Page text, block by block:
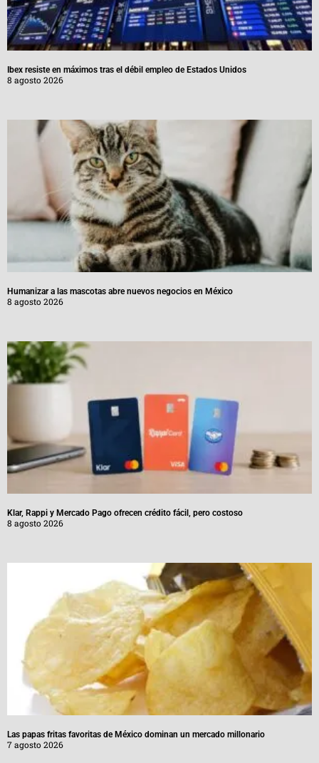
Ibex resiste en máximos tras el débil empleo de Estados Unidos
8 agosto 2026
Humanizar a las mascotas abre nuevos negocios en México
8 agosto 2026
Klar, Rappi y Mercado Pago ofrecen crédito fácil, pero costoso
8 agosto 2026
Las papas fritas favoritas de México dominan un mercado millonario
7 agosto 2026